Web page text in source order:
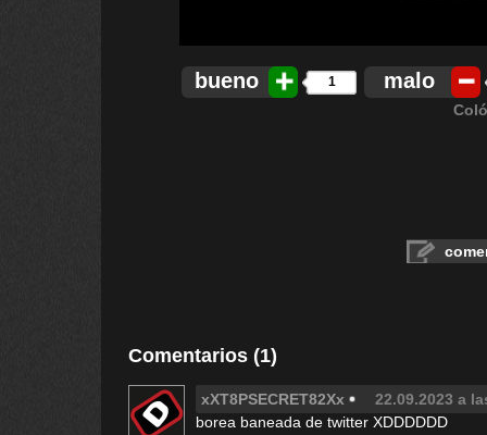
bueno 1 malo
Comentarios (1)
xXT8PSECRET82Xx
22.09.2023 a
borea baneada de twitter XDDDDDD